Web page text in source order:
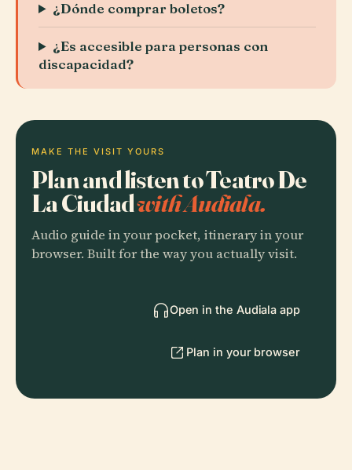
¿Dónde comprar boletos?
¿Es accesible para personas con
discapacidad?
MAKE THE VISIT YOURS
Plan and listen to Teatro De
La Ciudadwith Audiala.
Audio guide in your pocket, itinerary in your
browser. Built for the way you actually visit.
Open in the Audiala app
Plan in your browser